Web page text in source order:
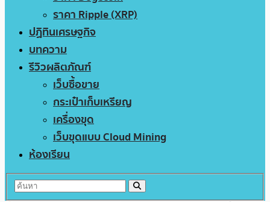
ราคา Ripple (XRP)
ปฏิทินเศรษฐกิจ
บทความ
รีวิวผลิตภัณฑ์
เว็บซื้อขาย
กระเป๋าเก็บเหรียญ
เครื่องขุด
เว็บขุดแบบ Cloud Mining
ห้องเรียน